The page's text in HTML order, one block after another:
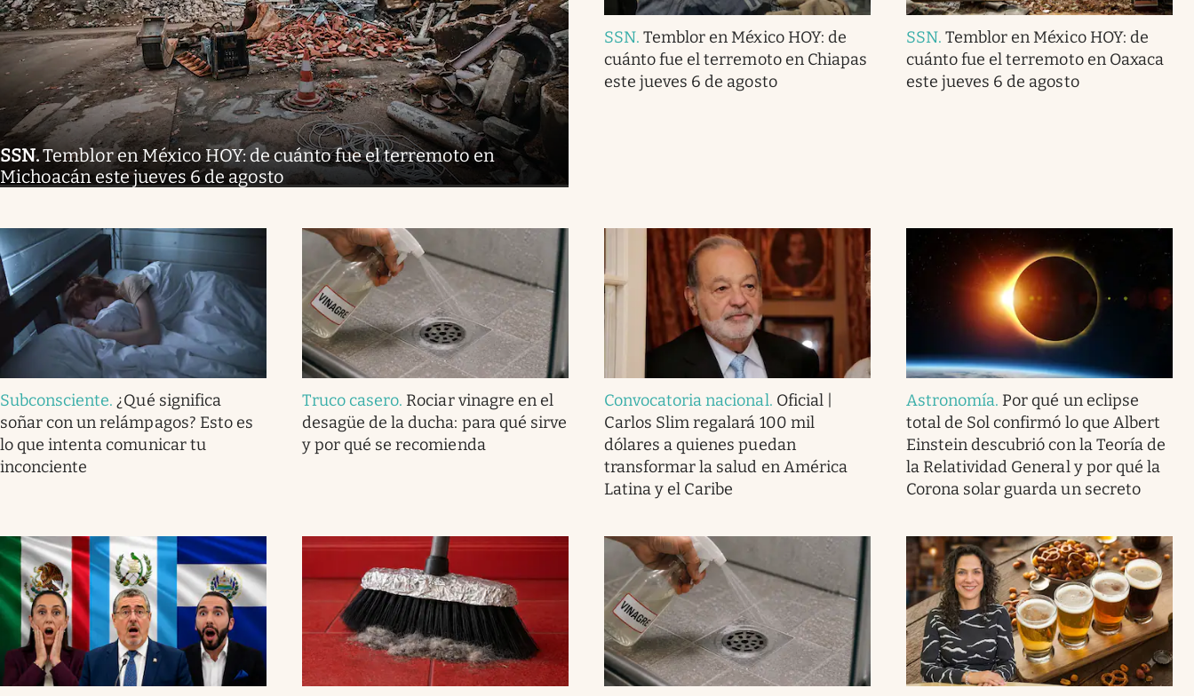
SSN.Temblor en México HOY: de cuánto fue el terremoto en
Michoacán este jueves 6 de agosto
SSN.Temblor en México HOY: de
cuánto fue el terremoto en Chiapas
este jueves 6 de agosto
SSN.Temblor en México HOY: de
cuánto fue el terremoto en Oaxaca
este jueves 6 de agosto
Subconsciente. ¿Qué significa
soñar con un relámpagos? Esto es
lo que intenta comunicar tu
inconciente
Truco casero. Rociar vinagre en el
desagüe de la ducha: para qué sirve
y por qué se recomienda
Convocatoria nacional. Oficial |
Carlos Slim regalará 100 mil
dólares a quienes puedan
transformar la salud en América
Latina y el Caribe
Astronomía. Por qué un eclipse
total de Sol confirmó lo que Albert
Einstein descubrió con la Teoría de
la Relatividad General y por qué la
Corona solar guarda un secreto